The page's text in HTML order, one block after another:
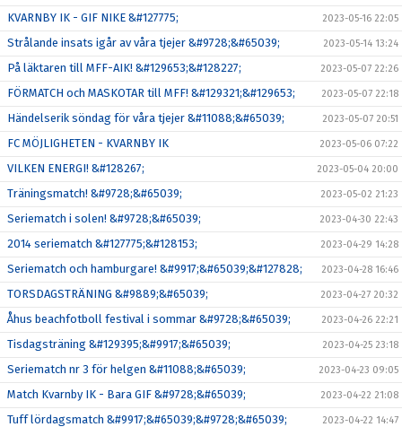
KVARNBY IK - GIF NIKE &#127775; 2023-05-16 22:05
Strålande insats igår av våra tjejer &#9728;&#65039; 2023-05-14 13:24
På läktaren till MFF-AIK! &#129653;&#128227; 2023-05-07 22:26
FÖRMATCH och MASKOTAR till MFF! &#129321;&#129653; 2023-05-07 22:18
Händelserik söndag för våra tjejer &#11088;&#65039; 2023-05-07 20:51
FC MÖJLIGHETEN - KVARNBY IK 2023-05-06 07:22
VILKEN ENERGI! &#128267; 2023-05-04 20:00
Träningsmatch! &#9728;&#65039; 2023-05-02 21:23
Seriematch i solen! &#9728;&#65039; 2023-04-30 22:43
2014 seriematch &#127775;&#128153; 2023-04-29 14:28
Seriematch och hamburgare! &#9917;&#65039;&#127828; 2023-04-28 16:46
TORSDAGSTRÄNING &#9889;&#65039; 2023-04-27 20:32
Åhus beachfotboll festival i sommar &#9728;&#65039; 2023-04-26 22:21
Tisdagsträning &#129395;&#9917;&#65039; 2023-04-25 23:18
Seriematch nr 3 för helgen &#11088;&#65039; 2023-04-23 09:05
Match Kvarnby IK - Bara GIF &#9728;&#65039; 2023-04-22 21:08
Tuff lördagsmatch &#9917;&#65039;&#9728;&#65039; 2023-04-22 14:47